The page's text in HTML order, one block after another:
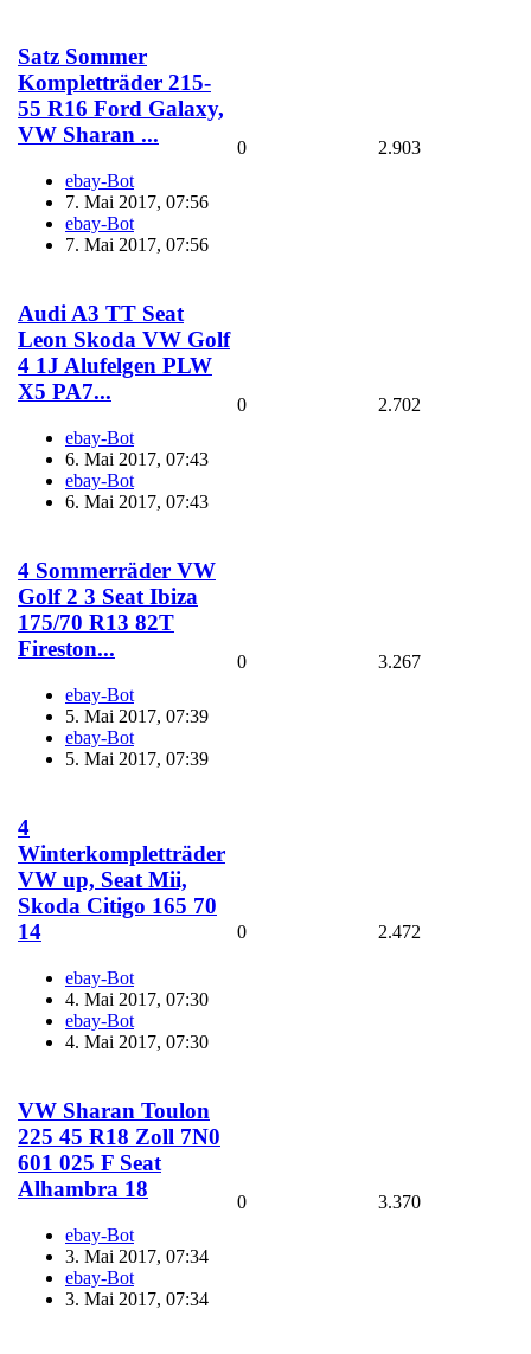
Satz Sommer
Kompletträder 215-
55 R16 Ford Galaxy,
VW Sharan ...
ebay-Bot
7. Mai 2017, 07:56
ebay-Bot
7. Mai 2017, 07:56
0 2.903
Audi A3 TT Seat
Leon Skoda VW Golf
4 1J Alufelgen PLW
X5 PA7...
ebay-Bot
6. Mai 2017, 07:43
ebay-Bot
6. Mai 2017, 07:43
0 2.702
4 Sommerräder VW
Golf 2 3 Seat Ibiza
175/70 R13 82T
Fireston...
ebay-Bot
5. Mai 2017, 07:39
ebay-Bot
5. Mai 2017, 07:39
0 3.267
4
Winterkompletträder
VW up, Seat Mii,
Skoda Citigo 165 70
14
ebay-Bot
4. Mai 2017, 07:30
ebay-Bot
4. Mai 2017, 07:30
0 2.472
VW Sharan Toulon
225 45 R18 Zoll 7N0
601 025 F Seat
Alhambra 18
ebay-Bot
3. Mai 2017, 07:34
ebay-Bot
3. Mai 2017, 07:34
0 3.370